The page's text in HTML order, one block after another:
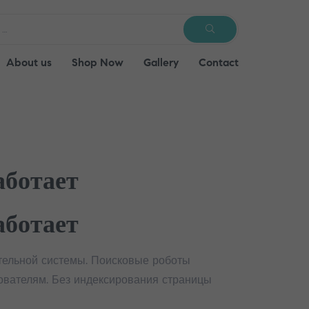
SEARCH
About us Shop Now Gallery Contact
системы. Поисковые роботы
Без индексирования страницы